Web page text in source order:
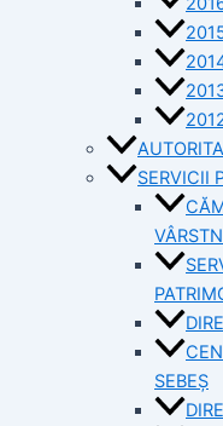
SERVICII
SEBEȘ